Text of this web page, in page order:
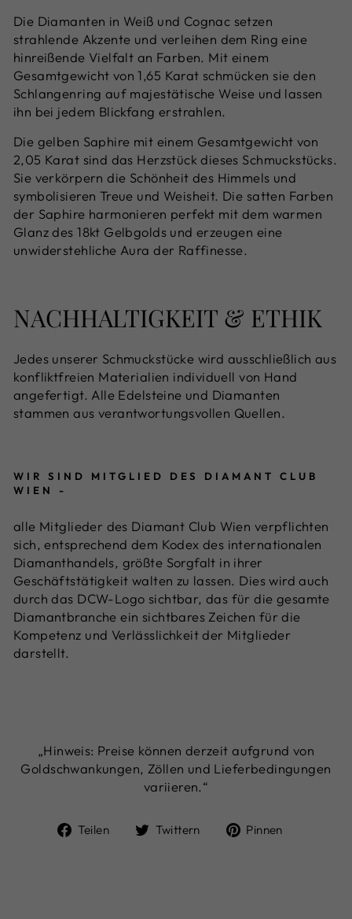
Die Diamanten in Weiß und Cognac setzen
strahlende Akzente und verleihen dem Ring eine
hinreißende Vielfalt an Farben. Mit einem
Gesamtgewicht von 1,65 Karat schmücken sie den
Schlangenring auf majestätische Weise und lassen
ihn bei jedem Blickfang erstrahlen.
Die gelben Saphire mit einem Gesamtgewicht von
2,05 Karat sind das Herzstück dieses Schmuckstücks.
Sie verkörpern die Schönheit des Himmels und
symbolisieren Treue und Weisheit. Die satten Farben
der Saphire harmonieren perfekt mit dem warmen
Glanz des 18kt Gelbgolds und erzeugen eine
unwiderstehliche Aura der Raffinesse.
NACHHALTIGKEIT & ETHIK
Jedes unserer Schmuckstücke wird ausschließlich aus
konfliktfreien Materialien individuell von Hand
angefertigt. Alle Edelsteine und Diamanten
stammen aus verantwortungsvollen Quellen.
WIR SIND MITGLIED DES DIAMANT CLUB
WIEN -
alle Mitglieder des Diamant Club Wien verpflichten
sich, entsprechend dem Kodex des internationalen
Diamanthandels, größte Sorgfalt in ihrer
Geschäftstätigkeit walten zu lassen. Dies wird auch
durch das DCW-Logo sichtbar, das für die gesamte
Diamantbranche ein sichtbares Zeichen für die
Kompetenz und Verlässlichkeit der Mitglieder
darstellt.
„Hinweis: Preise können derzeit aufgrund von
Goldschwankungen, Zöllen und Lieferbedingungen
variieren.“
Teilen
Auf
Twittern
Auf
Pinnen